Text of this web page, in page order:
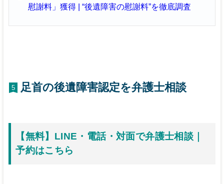
慰謝料」獲得 | “後遺障害の慰謝料”を徹底調査
5 足首の後遺障害認定を弁護士相談
【無料】LINE・電話・対面で弁護士相談｜
予約はこちら